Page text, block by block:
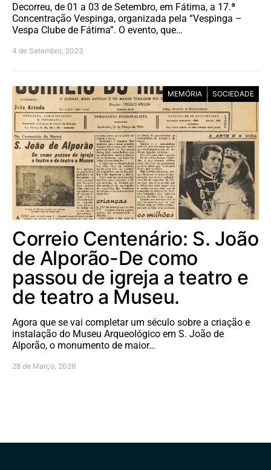
Decorreu, de 01 a 03 de Setembro, em Fátima, a 17.ª
Concentração Vespinga, organizada pela “Vespinga –
Vespa Clube de Fátima”. O evento, que…
4 de Setembro, 2023
MEMÓRIA SOCIEDADE
Correio Centenário: S. João
de Alporão-De como
passou de igreja a teatro e
de teatro a Museu.
Agora que se vai completar um século sobre a criação e
instalação do Museu Arqueológico em S. João de
Alporão, o monumento de maior…
28 de Março, 2026